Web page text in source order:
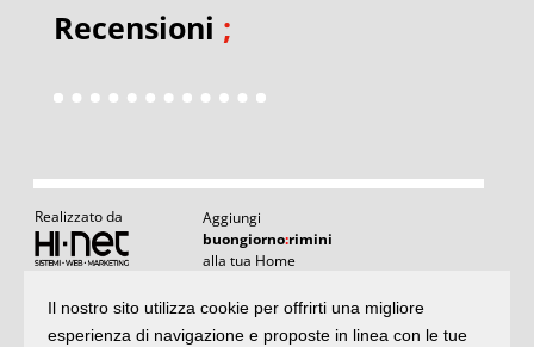
Recensioni ;
Realizzato da
Aggiungi
buongiorno:rimini
alla tua Home
Articoli: il meglio di buongiornoRimini
Il nostro sito utilizza cookie per offrirti una migliore
esperienza di navigazione e proposte in linea con le tue